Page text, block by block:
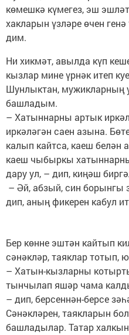
көмешкә күмегез, эш
хакларын үзләре өчен
дим.
Ни хикмәт, авылда күп
кызлар мине үрнәк итеп
Шунлыктан, мужикларның
башладым.
– Хатыннарны артык
иркәләгән саен азына.
калып кайтса, каеш белән
каеш чыбыркы
дару ул, – дип, киңәш
– Әй, абзый, син борынгы
дип, аның фикерен кабул
Бер көнне эштән кайтып
сәнәкләр, таяклар тотып,
– Хатын-кызларны
тынчылап яшәр чама
– дип, берсеннән-берсе
Сәнәкләрен, таякларын
башладылар. Татар